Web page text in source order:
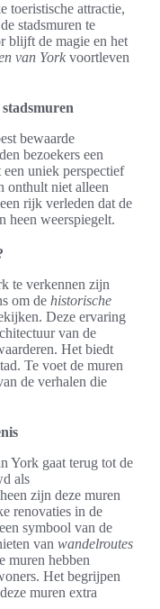
toeristische attractie,
stadsmuren te
blijft de magie en het
van York voortleven
bewaarde
bezoekers een
uniek perspectief
onthult niet alleen
rijk verleden dat de
heen weerspiegelt.
te verkennen zijn
om de historische
Deze ervaring
van de
Het biedt
Te voet de muren
de verhalen die
York gaat terug tot de
als
zijn deze muren
renovaties in de
symbool van de
van wandelroutes
muren hebben
Het begrijpen
muren extra